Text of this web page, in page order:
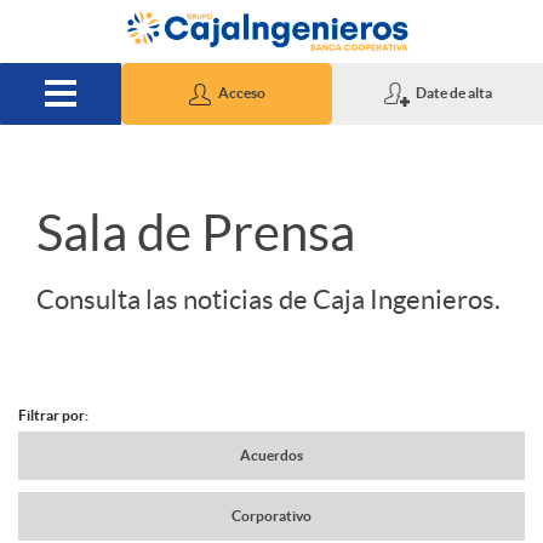
Saltar al contenido principal
Acceso Date de alta
S
Sala de Prensa
Consulta las noticias de Caja Ingenieros.
N
Filtrar por:
Acuerdos
Corporativo